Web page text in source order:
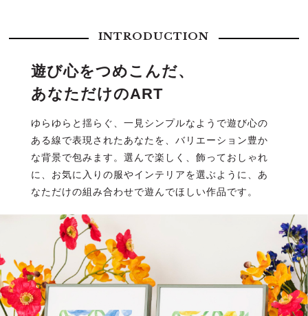
INTRODUCTION
遊び心をつめこんだ、
あなただけのART
ゆらゆらと揺らぐ、一見シンプルなようで遊び心の
ある線で表現されたあなたを、バリエーション豊か
な背景で包みます。選んで楽しく、飾っておしゃれ
に、お気に入りの服やインテリアを選ぶように、あ
なただけの組み合わせで遊んでほしい作品です。